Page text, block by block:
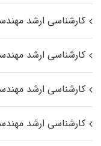
کارشناسی ارشد
کارشناسی ارشد
کارشناسی ارشد
کارشناسی ارشد